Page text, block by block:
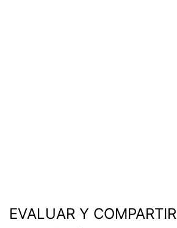
EVALUAR Y COMPARTIR